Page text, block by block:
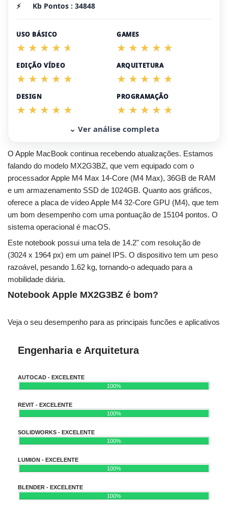
⚡
Kb Pontos : 34848
USO BÁSICO GAMES
EDIÇÃO VÍDEO ARQUITETURA
DESIGN PROGRAMAÇÃO
⌄ Ver análise completa
O Apple MacBook continua recebendo atualizações. Estamos
falando do modelo MX2G3BZ, que vem equipado com o
processador Apple M4 Max 14-Core (M4 Max), 36GB de RAM
e um armazenamento SSD de 1024GB. Quanto aos gráficos,
oferece a placa de vídeo Apple M4 32-Core GPU (M4), que tem
um bom desempenho com uma pontuação de 15104 pontos. O
sistema operacional é macOS.
Este notebook possui uma tela de 14.2" com resolução de
(3024 x 1964 px) em um painel IPS. O dispositivo tem um peso
razoável, pesando 1.62 kg, tornando-o adequado para a
mobilidade diária.
Notebook Apple MX2G3BZ é bom?
Veja o seu desempenho para as principais funcões e aplicativos
Engenharia e Arquitetura
AUTOCAD - EXCELENTE
100%
REVIT - EXCELENTE
100%
SOLIDWORKS - EXCELENTE
100%
LUMION - EXCELENTE
100%
BLENDER - EXCELENTE
100%